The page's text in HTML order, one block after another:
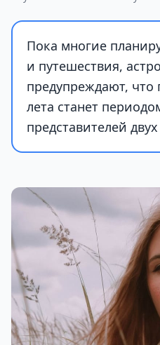
Пока многие
и путешествия,
предупреждают, что
лета станет
представителей